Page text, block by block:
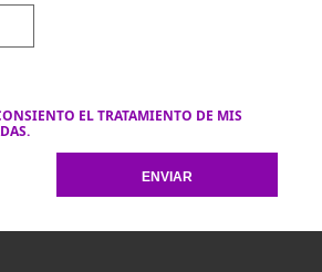
EL TRATAMIENTO DE MIS